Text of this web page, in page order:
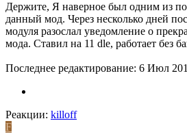
Держите, Я наверное был одним из
данный мод. Через несколько дней
модуля разослал уведомление о
мода. Ставил на 11 dle, работает без
Последнее редактирование: 6 Июл
Реакции: killoff
F